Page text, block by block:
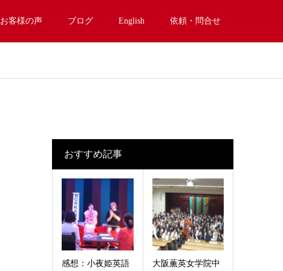
お客様の声 ブログ English 依頼・問合せ
おすすめ記事
感想：小夜姫英語
大阪薫英女学院中